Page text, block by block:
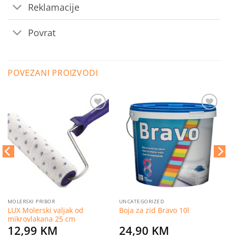
Reklamacije
Povrat
POVEZANI PROIZVODI
Dodaj
na
MOLERSKI PRIBOR
LUX Molerski valjak od
mikrovlakana 25 cm
12,99 KM
Dodaj
listu
želja
UNCATEGORIZED
Boja za zid Bravo 10l
24,90 KM